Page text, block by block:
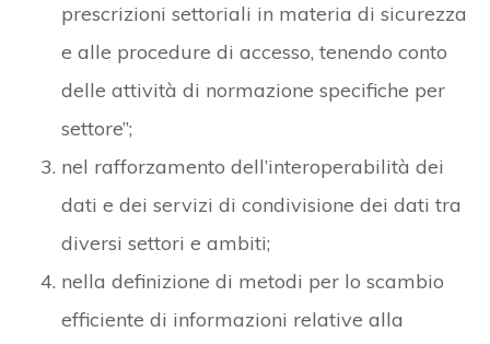
prescrizioni settoriali in materia di sicurezza
e alle procedure di accesso, tenendo conto
delle attività di normazione specifiche per
settore”;
nel rafforzamento dell’interoperabilità dei
dati e dei servizi di condivisione dei dati tra
diversi settori e ambiti;
nella definizione di metodi per lo scambio
efficiente di informazioni relative alla